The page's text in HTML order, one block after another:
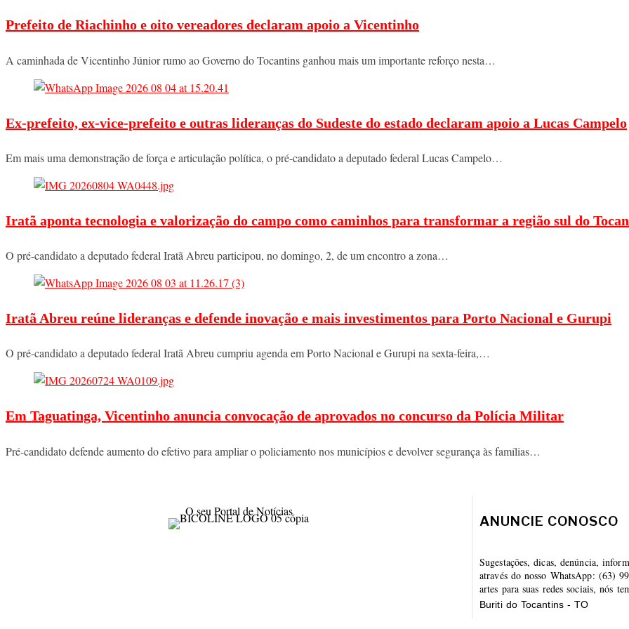
Prefeito de Riachinho e oito vereadores declaram apoio a Vicentinho
A caminhada de Vicentinho Júnior rumo ao Governo do Tocantins ganhou mais um importante reforço nesta…
Ex-prefeito, ex-vice-prefeito e outras lideranças do Sudeste do estado declaram apoio a Lucas Campelo
Em mais uma demonstração de força e articulação política, o pré-candidato a deputado federal Lucas Campelo…
Iratã aponta tecnologia e valorização do campo como caminhos para transformar a região sul do
O pré-candidato a deputado federal Iratã Abreu participou, no domingo, 2, de um encontro a zona…
Iratã Abreu reúne lideranças e defende inovação e mais investimentos para Porto Nacional e Gurupi
O pré-candidato a deputado federal Iratã Abreu cumpriu agenda em Porto Nacional e Gurupi na sexta-feira,…
Em Taguatinga, Vicentinho anuncia convocação de aprovados no concurso da Polícia Militar
Pré-candidato defende aumento do efetivo para ampliar o policiamento nos municípios e devolver segurança às famílias…
O seu Portal de Notícias
ANUNCIE CONOSCO
Sugestações, dicas, denúncia,
através do nosso WhatsApp: (63)
artes para suas redes sociais, nós
Buriti do Tocantins - TO